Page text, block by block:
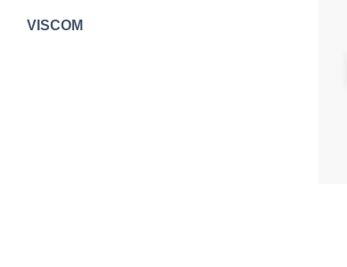
VISCOM